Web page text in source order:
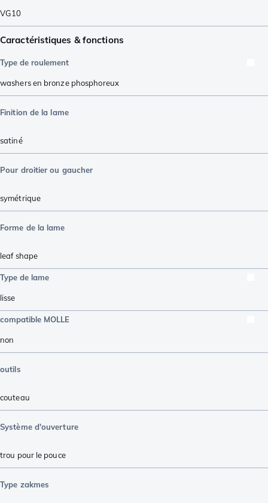
VG10
Caractéristiques & fonctions
Type de roulement
washers en bronze phosphoreux
Finition de la lame
satiné
Pour droitier ou gaucher
symétrique
Forme de la lame
leaf shape
Type de lame
lisse
compatible MOLLE
non
outils
couteau
Système d'ouverture
trou pour le pouce
Type zakmes